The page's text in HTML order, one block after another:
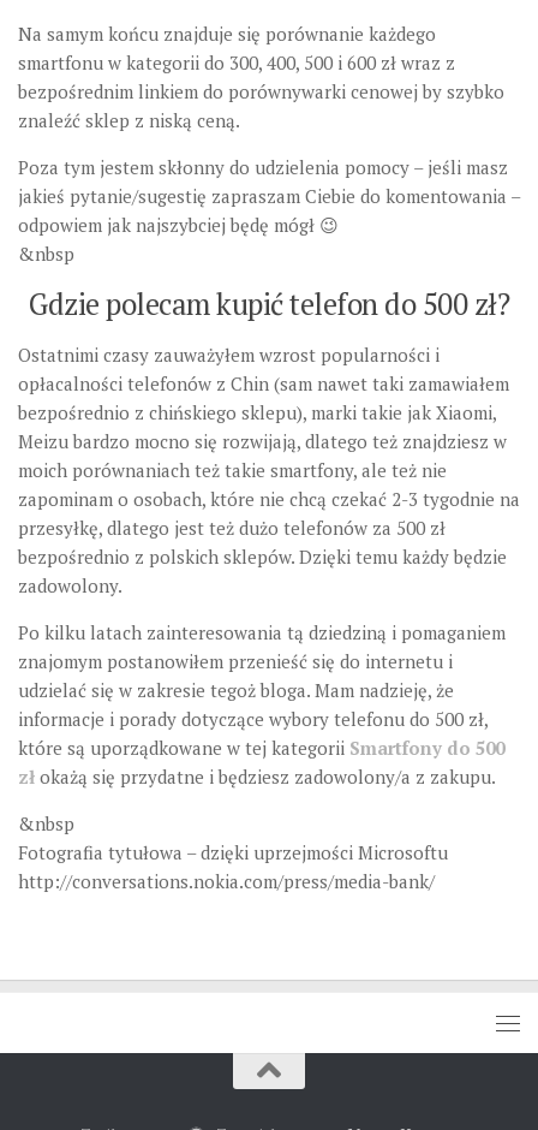
Na samym końcu znajduje się porównanie każdego
smartfonu w kategorii do 300, 400, 500 i 600 zł wraz z
bezpośrednim linkiem do porównywarki cenowej by szybko
znaleźć sklep z niską ceną.
Poza tym jestem skłonny do udzielenia pomocy – jeśli masz
jakieś pytanie/sugestię zapraszam Ciebie do komentowania –
odpowiem jak najszybciej będę mógł 😉
&nbsp
Gdzie polecam kupić telefon do 500 zł?
Ostatnimi czasy zauważyłem wzrost popularności i
opłacalności telefonów z Chin (sam nawet taki zamawiałem
bezpośrednio z chińskiego sklepu), marki takie jak Xiaomi,
Meizu bardzo mocno się rozwijają, dlatego też znajdziesz w
moich porównaniach też takie smartfony, ale też nie
zapominam o osobach, które nie chcą czekać 2-3 tygodnie na
przesyłkę, dlatego jest też dużo telefonów za 500 zł
bezpośrednio z polskich sklepów. Dzięki temu każdy będzie
zadowolony.
Po kilku latach zainteresowania tą dziedziną i pomaganiem
znajomym postanowiłem przenieść się do internetu i
udzielać się w zakresie tegoż bloga. Mam nadzieję, że
informacje i porady dotyczące wybory telefonu do 500 zł,
które są uporządkowane w tej kategorii Smartfony do 500
zł okażą się przydatne i będziesz zadowolony/a z zakupu.
&nbsp
Fotografia tytułowa – dzięki uprzejmości Microsoftu
http://conversations.nokia.com/press/media-bank/